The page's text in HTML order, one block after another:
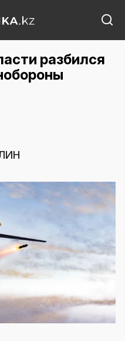
разбился